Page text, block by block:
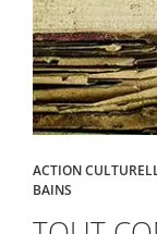
ACTION
BAINS